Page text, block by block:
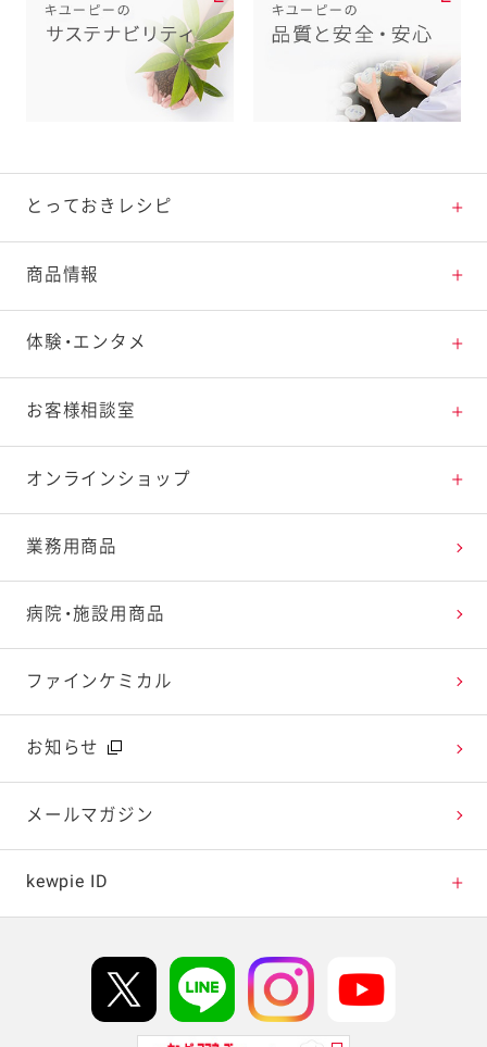
とっておきレシピ
とっておきレシピトップ
素材の知識
料理の基本
特集レシピ
レシピランキング
レシピ動画
今日のレシピギャラリー
商品情報
商品情報トップ
新商品・リニューアル品一覧
販売終了商品一覧
体験・エンタメ
体験・エンタメトップ
マヨテラス（見学施設）
オープンキッチン（工場見学）
深谷テラス ヤサイな仲間たちファーム
おたのしみコンテンツ
広告ギャラリー
テレビ・ラジオ
キャンペーン・イベント
お客様相談室
お客様相談室トップ
よくお寄せいただくご質問
お客様の声を活かしました
オンラインショップ
Qummy
キユーピーウエルネス
業務用商品
病院・施設用商品
ファインケミカル
お知らせ
メールマガジン
kewpie ID
Hi! kewpieについて